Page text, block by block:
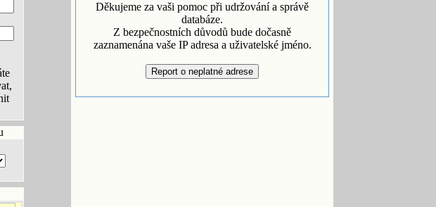
Děkujeme za vaši pomoc při udržování a správě
databáze.
Z bezpečnostních důvodů bude dočasně
zaznamenána vaše IP adresa a uživatelské jméno.